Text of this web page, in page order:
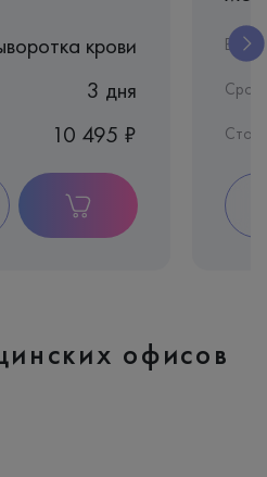
крови
3 дня
10 495 ₽
Срок
офисов